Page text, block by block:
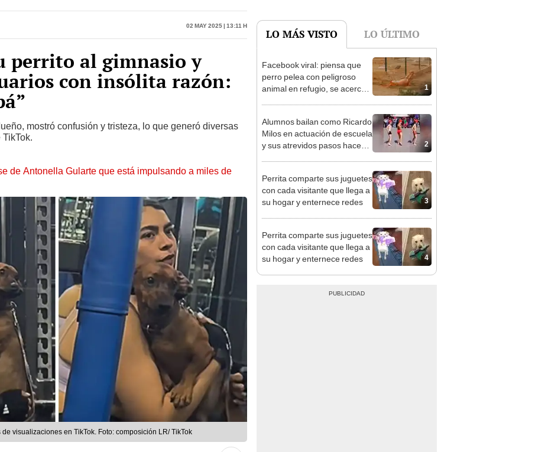
02 May 2025 | 13:11 h
perrito al gimnasio y
con insólita razón:
mostró confusión y tristeza, lo que generó diversas
de Antonella Gularte que está impulsando a miles de
visualizaciones en TikTok. Foto: composición LR/ TikTok
LO MÁS VISTO LO ÚLTIMO
1
Facebook viral: piensa que
perro pelea con peligroso
animal en refugio, se acerca y
2
Alumnos bailan como Ricardo
Milos en actuación de escuela
y sus atrevidos pasos hacen
3
Perrita comparte sus juguetes
con cada visitante que llega a
su hogar y enternece redes
4
Perrita comparte sus juguetes
con cada visitante que llega a
su hogar y enternece redes